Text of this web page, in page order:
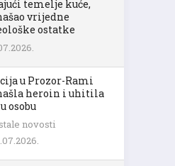
temelje kuće,
vrijedne
ostatke
u Prozor-Rami
heroin i uhitila
osobu
novosti